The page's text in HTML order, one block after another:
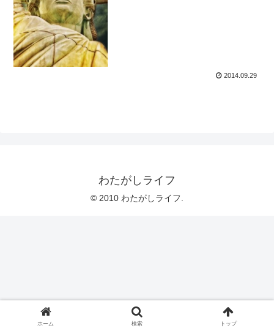
2014.09.29
わたがしライフ
© 2010 わたがしライフ.
ホーム 検索 トップ